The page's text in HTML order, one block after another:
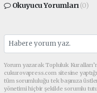
Okuyucu Yorumları(0)
Yorum yazarak Topluluk
cukurovapress.com sitesine
tüm sorumluluğu tek başınıza
yönetimi hiçbir şekilde sorumlu